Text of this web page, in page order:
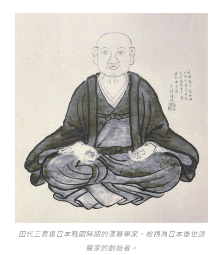
田代三喜是日本戰國時期的漢醫學家，被視為日本後世派
醫家的創始者。